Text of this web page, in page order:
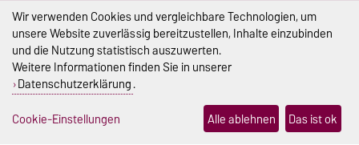
Impressum
Datenschutz
Barrierefreiheit
Cookie-Einstellungen
Wir verwenden Cookies und vergleichbare Technologien, um
unsere Website zuverlässig bereitzustellen, Inhalte einzubinden
und die Nutzung statistisch auszuwerten.
Weitere Informationen finden Sie in unserer
Datenschutzerklärung.
Cookie-Einstellungen
Alle ablehnen Das ist ok